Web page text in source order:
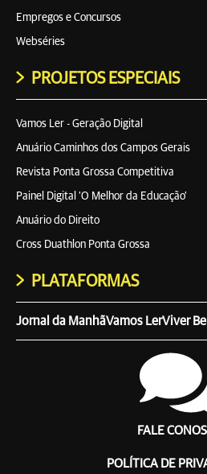
Empregos e Concursos
Webséries
PROJETOS ESPECIAIS
Vamos Ler - Geração Digital
Anuário Caminhos dos Campos Gerais
Revista Ponta Grossa Competitiva
Painel Digital 'O Melhor da Educação'
Anuário do Direito
Cross Duathlon Ponta Grossa
PLATAFORMAS
Jornal da ManhãVamos LerViver
FALE
POLÍTICA DE